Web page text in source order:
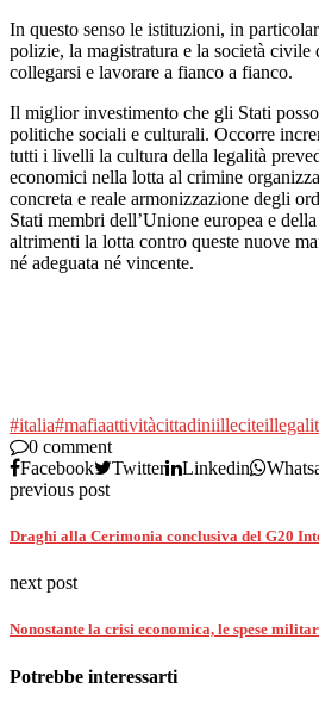
In questo senso le istituzioni, in
polizie, la magistratura e la società civile
collegarsi e lavorare a fianco a fianco.
Il miglior investimento che gli Stati
politiche sociali e culturali. Occorre
tutti i livelli la cultura della legalità
economici nella lotta al crimine
concreta e reale armonizzazione degli
Stati membri dell’Unione europea e
altrimenti la lotta contro queste nuove
né adeguata né vincente.
#italia#mafiaattivitàcittadiniillecite
0 comment
Facebook
Twitter Linkedin
previous post
Draghi alla Cerimonia conclusiva del G20
next post
Nonostante la crisi economica, le spese
Potrebbe interessarti